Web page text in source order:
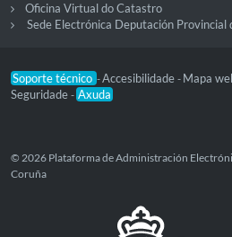
Oficina Virtual do Catastro
Sede Electrónica Deputación Provincial
Soporte técnico -Accesibilidade - Mapa
Seguridade - Axuda
© 2026 Plataforma de Administración
Coruña